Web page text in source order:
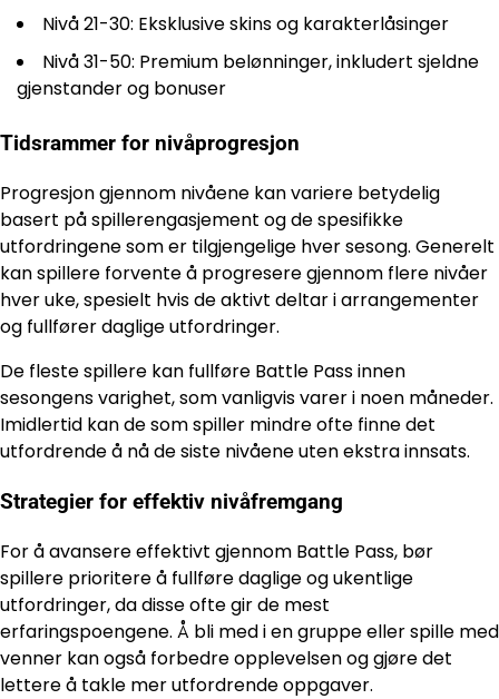
Nivå 21-30: Eksklusive skins og karakterlåsinger
Nivå 31-50: Premium belønninger, inkludert sjeldne
gjenstander og bonuser
Tidsrammer for nivåprogresjon
Progresjon gjennom nivåene kan variere betydelig
basert på spillerengasjement og de spesifikke
utfordringene som er tilgjengelige hver sesong. Generelt
kan spillere forvente å progresere gjennom flere nivåer
hver uke, spesielt hvis de aktivt deltar i arrangementer
og fullfører daglige utfordringer.
De fleste spillere kan fullføre Battle Pass innen
sesongens varighet, som vanligvis varer i noen måneder.
Imidlertid kan de som spiller mindre ofte finne det
utfordrende å nå de siste nivåene uten ekstra innsats.
Strategier for effektiv nivåfremgang
For å avansere effektivt gjennom Battle Pass, bør
spillere prioritere å fullføre daglige og ukentlige
utfordringer, da disse ofte gir de mest
erfaringspoengene. Å bli med i en gruppe eller spille med
venner kan også forbedre opplevelsen og gjøre det
lettere å takle mer utfordrende oppgaver.